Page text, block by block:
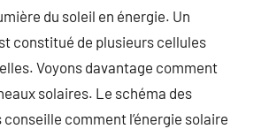
du soleil en énergie. Un
constitué de plusieurs cellules
Voyons davantage comment
solaires. Le schéma des
comment l’énergie solaire